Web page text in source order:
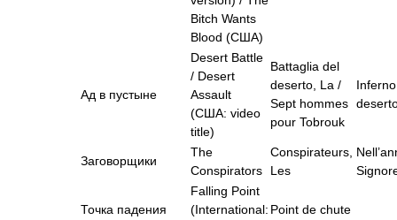
Bitch Wants
Blood (США)
Ад в пустыне
Desert Battle
/ Desert
Assault
(США: video
title)
Battaglia del
deserto, La /
Sept hommes
pour Tobrouk
Заговорщики
The
Conspirators
Conspirateurs,
Les
Точка падения
Falling Point
(International: Point de chute